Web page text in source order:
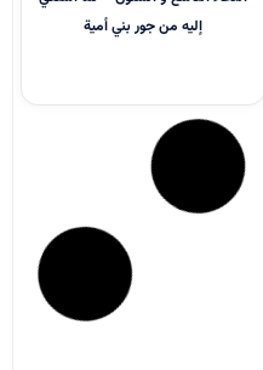
إليه من جور بني أمية